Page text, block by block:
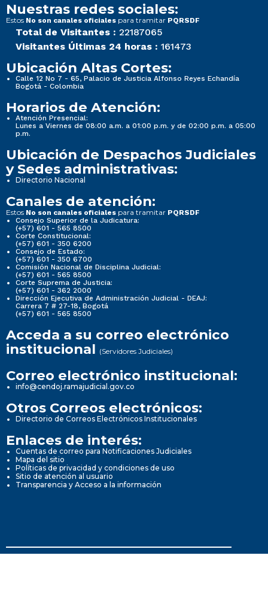
Nuestras redes sociales:
Estos No son canales oficiales para tramitar PQRSDF
Total de Visitantes : 22187065
Visitantes Últimas 24 horas : 161473
Ubicación Altas Cortes:
Calle 12 No 7 - 65, Palacio de Justicia Alfonso Reyes Echandía
Bogotá - Colombia
Horarios de Atención:
Atención Presencial:
Lunes a Viernes de 08:00 a.m. a 01:00 p.m. y de 02:00 p.m. a 05:00
p.m.
Ubicación de Despachos Judiciales
y Sedes administrativas:
Directorio Nacional
Canales de atención:
Estos No son canales oficiales para tramitar PQRSDF
Consejo Superior de la Judicatura:
(+57) 601 - 565 8500
Corte Constitucional:
(+57) 601 - 350 6200
Consejo de Estado:
(+57) 601 - 350 6700
Comisión Nacional de Disciplina Judicial:
(+57) 601 - 565 8500
Corte Suprema de Justicia:
(+57) 601 - 362 2000
Dirección Ejecutiva de Administración Judicial - DEAJ:
Carrera 7 # 27-18, Bogotá
(+57) 601 - 565 8500
Acceda a su correo electrónico
institucional (Servidores Judiciales)
Correo electrónico institucional:
info@cendoj.ramajudicial.gov.co
Otros Correos electrónicos:
Directorio de Correos Electrónicos Institucionales
Enlaces de interés:
Cuentas de correo para Notificaciones Judiciales
Mapa del sitio
Políticas de privacidad y condiciones de uso
Sitio de atención al usuario
Transparencia y Acceso a la información